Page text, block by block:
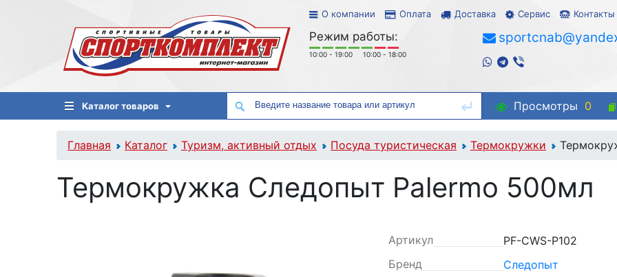
О компании Оплата Доставка Сервис Контакты
Режим работы:
10:00 - 19:00 10:00 - 18:00
Каталог товаров Просмотры 0
Главная Каталог Туризм, активный отдых Посуда туристическая Термокружки
Термокружка Следопыт Palermo 500мл
Артикул
PF-CWS-P102
Бренд
Следопыт